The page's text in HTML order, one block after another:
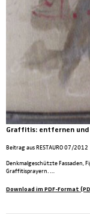
Graffitis: entfernen und
Beitrag aus RESTAURO 07/2012
Denkmalgeschützte Fassaden,
Graffitisprayern. …
Download im PDF-Format